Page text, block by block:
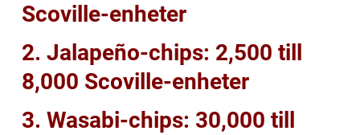
Scoville-enheter
2. Jalapeño-chips: 2,500 till
8,000 Scoville-enheter
3. Wasabi-chips: 30,000 till